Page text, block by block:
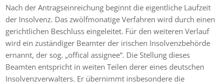
Nach der Antragseinreichung beginnt die eigentliche Laufzeit
der Insolvenz. Das zwölfmonatige Verfahren wird durch einen
gerichtlichen Beschluss eingeleitet. Für den weiteren Verlauf
wird ein zuständiger Beamter der irischen Insolvenzbehörde
ernannt, der sog. „offical assignee“. Die Stellung dieses
Beamten entspricht in weiten Teilen derer eines deutschen
Insolvenzverwalters. Er übernimmt insbesondere die